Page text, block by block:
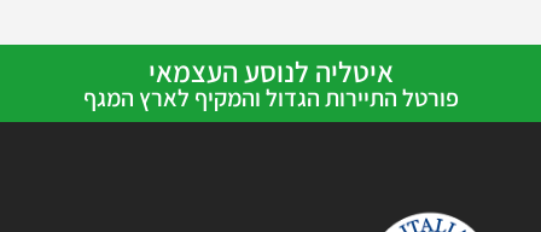
איטליה לנוסע העצמאי
פורטל התיירות הגדול והמקיף לארץ המגף